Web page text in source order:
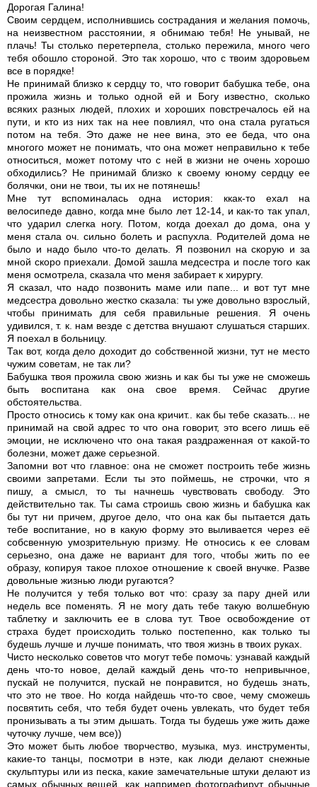
Дорогая Галина!
Своим сердцем, исполнившись сострадания и желания помочь,
на неизвестном расстоянии, я обнимаю тебя! Не унывай, не
плачь! Ты столько перетерпела, столько пережила, много чего
тебя обошло стороной. Это так хорошо, что с твоим здоровьем
все в порядке!
Не принимай близко к сердцу то, что говорит бабушка тебе, она
прожила жизнь и только одной ей и Богу известно, сколько
всяких разных людей, плохих и хороших повстречалось ей на
пути, и кто из них так на нее повлиял, что она стала ругаться
потом на тебя. Это даже не нее вина, это ее беда, что она
многого может не понимать, что она может неправильно к тебе
относиться, может потому что с ней в жизни не очень хорошо
обходились? Не принимай близко к своему юному сердцу ее
болячки, они не твои, ты их не потянешь!
Мне тут вспоминалась одна история: ккак-то ехал на
велосипеде давно, когда мне было лет 12-14, и как-то так упал,
что ударил слегка ногу. Потом, когда доехал до дома, она у
меня стала оч. сильно болеть и распухла. Родителей дома не
было и надо было что-то делать. Я позвонил на скорую и за
мной скоро приехали. Домой зашла медсестра и после того как
меня осмотрела, сказала что меня забирает к хирургу.
Я сказал, что надо позвонить маме или папе... и вот тут мне
медсестра довольно жестко сказала: ты уже довольно взрослый,
чтобы принимать для себя правильные решения. Я очень
удивился, т. к. нам везде с детства внушают слушаться старших.
Я поехал в больницу.
Так вот, когда дело доходит до собственной жизни, тут не место
чужим советам, не так ли?
Бабушка твоя прожила свою жизнь и как бы ты уже не сможешь
быть воспитана как она свое время. Сейчас другие
обстоятельства.
Просто относись к тому как она кричит.. как бы тебе сказать... не
принимай на свой адрес то что она говорит, это всего лишь её
эмоции, не исключено что она такая раздраженная от какой-то
болезни, может даже серьезной.
Запомни вот что главное: она не сможет построить тебе жизнь
своими запретами. Если ты это поймешь, не строчки, что я
пишу, а смысл, то ты начнешь чувствовать свободу. Это
действительно так. Ты сама строишь свою жизнь и бабушка как
бы тут ни причем, другое дело, что она как бы пытается дать
тебе воспитание, но в какую форму это выливается через её
собсвенную умозрительную призму. Не относись к ее словам
серьезно, она даже не вариант для того, чтобы жить по ее
образу, копируя такое плохое отношение к своей внучке. Разве
довольные жизнью люди ругаются?
Не получится у тебя только вот что: сразу за пару дней или
недель все поменять. Я не могу дать тебе такую волшебную
таблетку и заключить ее в слова тут. Твое освобождение от
страха будет происходить только постепенно, как только ты
будешь лучше и лучше понимать, что твоя жизнь в твоих руках.
Чисто несколько советов что могут тебе помочь: узнавай каждый
день что-то новое, делай каждый день что-то непривычное,
пускай не получится, пускай не понравится, но будешь знать,
что это не твое. Но когда найдешь что-то свое, чему сможешь
посвятить себя, что тебя будет очень увлекать, что будет тебя
пронизывать а ты этим дышать. Тогда ты будешь уже жить даже
чуточку лучше, чем все))
Это может быть любое творчество, музыка, муз. инструменты,
какие-то танцы, посмотри в нэте, как люди делают снежные
скульптуры или из песка, какие замечательные штуки делают из
самых обычных вещей, как например фотографирут обычные